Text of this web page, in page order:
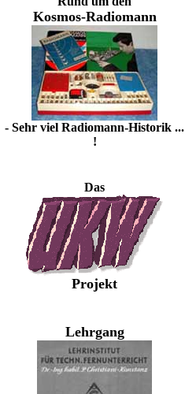
Kosmos-Radiomann
- Sehr viel Radiomann-Historik ...
!
Das
Projekt
Lehrgang